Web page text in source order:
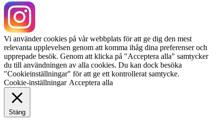
Vi använder cookies på vår webbplats för att ge dig den mest
relevanta upplevelsen genom att komma ihåg dina preferenser och
upprepade besök. Genom att klicka på "Acceptera alla" samtycker
du till användningen av alla cookies. Du kan dock besöka
"Cookieinställningar" för att ge ett kontrollerat samtycke.
Cookie-inställningar Acceptera alla
Stäng